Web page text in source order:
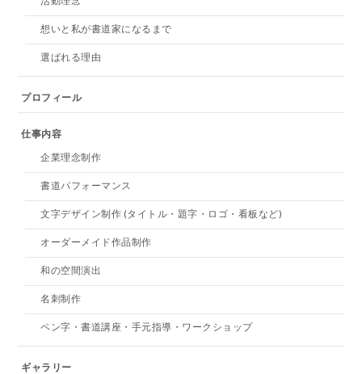
想いと私が書道家になるまで
選ばれる理由
プロフィール
仕事内容
企業理念制作
書道パフォーマンス
文字デザイン制作 (タイトル・題字・ロゴ・看板など)
オーダーメイド作品制作
和の空間演出
名刺制作
ペン字・書道講座・手元指導・ワークショップ
ギャラリー